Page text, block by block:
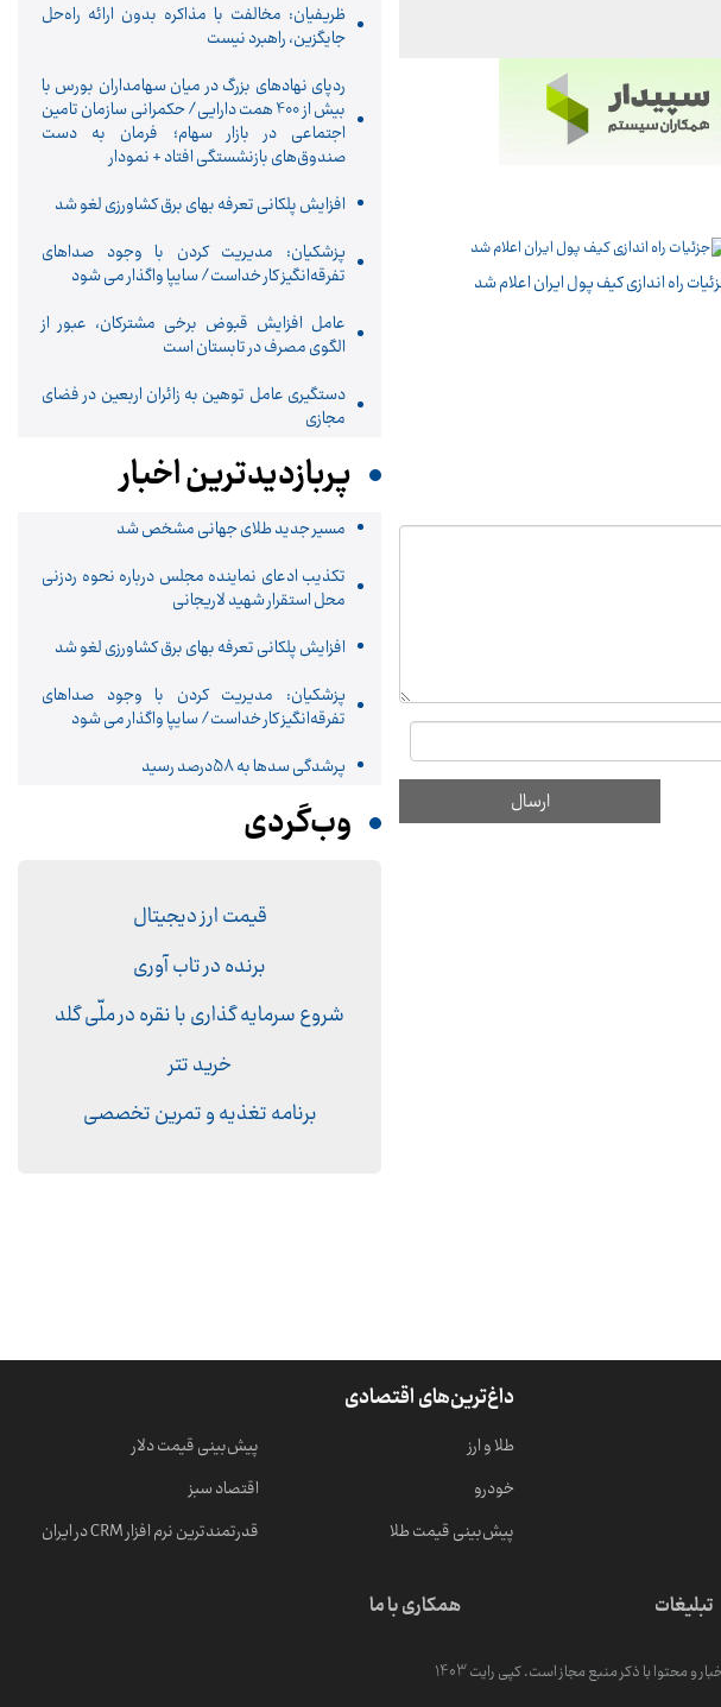
راه اندازی کیف پول ایران اعلام شد
ظریفیان: مخالفت با مذاکره بدون ارائه راه‌حل
جایگزین، راهبرد نیست
ردپای نهادهای بزرگ در میان سهامداران بورس با
بیش از 400 همت دارایی/ حکمرانی سازمان تامین
اجتماعی در بازار سهام؛ فرمان به دست
صندوق‌های بازنشستگی افتاد + نمودار
افزایش پلکانی تعرفه بهای برق کشاورزی لغو شد
پزشکیان: مدیریت کردن با وجود صداهای
تفرقه‌انگیز کار خداست/ سایپا واگذار می شود
عامل افزایش قبوض برخی مشترکان، عبور از
الگوی مصرف در تابستان است
دستگیری عامل توهین به زائران اربعین در فضای
مجازی
پربازدیدترین اخبار
مسیر جدید طلای جهانی مشخص شد
تکذیب ادعای نماینده مجلس درباره نحوه ردزنی
محل استقرار شهید لاریجانی
افزایش پلکانی تعرفه بهای برق کشاورزی لغو شد
پزشکیان: مدیریت کردن با وجود صداهای
تفرقه‌انگیز کار خداست/ سایپا واگذار می شود
پرشدگی سدها به 58درصد رسید
وب‌گردی
قیمت ارز دیجیتال
برنده در تاب آوری
شروع سرمایه گذاری با نقره در ملّی گلد
خرید تتر
برنامه تغذیه و تمرین تخصصی
داغ‌ترین‌های اقتصادی
طلا و ارز
خودرو
پیش‌بینی قیمت طلا
پیش‌بینی قیمت دلار
اقتصاد سبز
قدرتمندترین نرم‌ افزار CRM در ایران
تبلیغات همکاری با ما
محتوا با ذکر منبع مجاز است. کپی رایت 1403